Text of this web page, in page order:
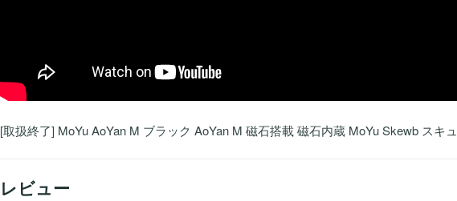
[取扱終了] MoYu AoYan M ブラック AoYan M 磁石搭載 磁石内蔵 MoYu Skewb スキ
レビュー